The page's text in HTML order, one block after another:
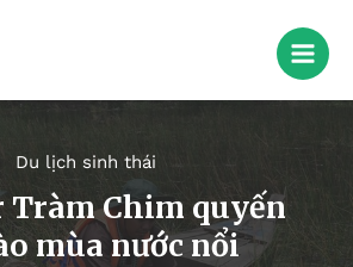
Du lịch sinh thái
Tràm Chim quyến
mùa nước nổi